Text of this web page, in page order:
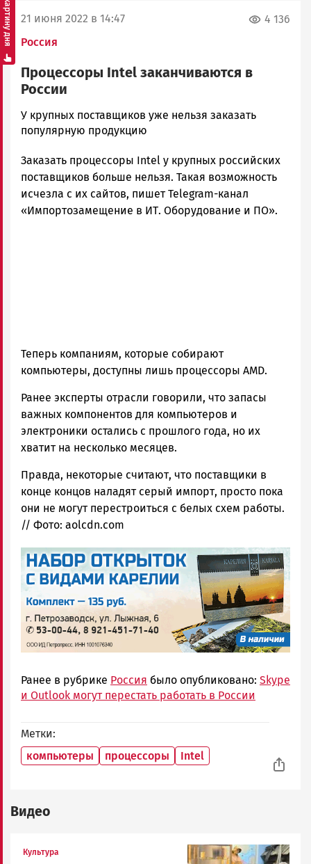
21 июня 2022 в 14:47
Россия
4 136
Процессоры Intel заканчиваются в
России
Корректор
Новости
и
Карелии
|
Петрозаводск
У крупных поставщиков уже нельзя заказать
популярную продукцию
Заказать процессоры Intel у крупных российских
поставщиков больше нельзя. Такая возможность
исчезла с их сайтов, пишет Telegram-канал
«Импортозамещение в ИТ. Оборудование и ПО».
Теперь компаниям, которые собирают
компьютеры, доступны лишь процессоры AMD.
Ранее эксперты отрасли говорили, что запасы
важных компонентов для компьютеров и
электроники остались с прошлого года, но их
хватит на несколько месяцев.
Правда, некоторые считают, что поставщики в
конце концов наладят серый импорт, просто пока
они не могут перестроиться с белых схем работы.
// Фото: aolcdn.com
Ранее в рубрике Россия было опубликовано: Skype
и Outlook могут перестать работать в России
Метки
компьютеры
процессоры Intel
Видео
Культура Image